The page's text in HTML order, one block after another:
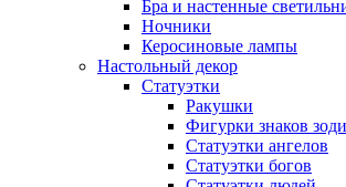
Бра и настенные
Ночники
Керосиновые лампы
Настольный декор
Статуэтки
Ракушки
Фигурки знаков
Статуэтки ангелов
Статуэтки богов